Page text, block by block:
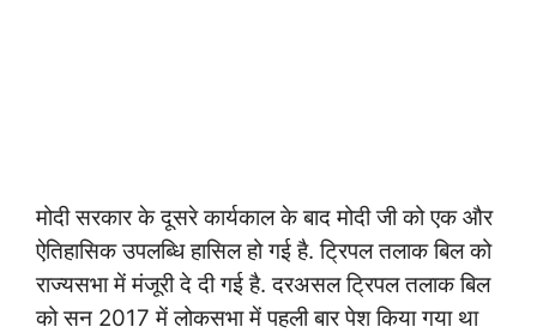
मोदी सरकार के दूसरे कार्यकाल के बाद मोदी जी को एक और
ऐतिहासिक उपलब्धि हासिल हो गई है. ट्रिपल तलाक बिल को
राज्यसभा में मंजूरी दे दी गई है. दरअसल ट्रिपल तलाक बिल
को सन 2017 में लोकसभा में पहली बार पेश किया गया था